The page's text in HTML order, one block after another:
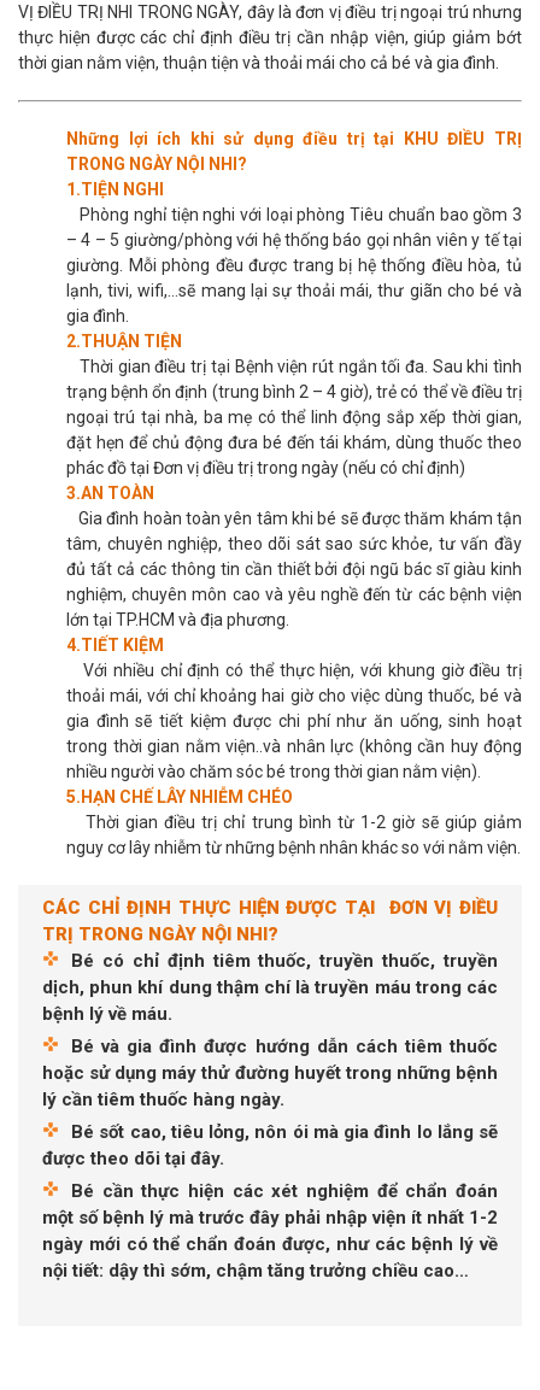
VỊ ĐIỀU TRỊ NHI TRONG NGÀY, đây là đơn vị điều trị ngoại trú nhưng
thực hiện được các chỉ định điều trị cần nhập viện, giúp giảm bớt
thời gian nằm viện, thuận tiện và thoải mái cho cả bé và gia đình.
Những lợi ích khi sử dụng điều trị tại KHU ĐIỀU TRỊ
TRONG NGÀY NỘI NHI?
1.TIỆN NGHI
Phòng nghỉ tiện nghi với loại phòng Tiêu chuẩn bao gồm 3
– 4 – 5 giường/phòng với hệ thống báo gọi nhân viên y tế tại
giường. Mỗi phòng đều được trang bị hệ thống điều hòa, tủ
lạnh, tivi, wifi,…sẽ mang lại sự thoải mái, thư giãn cho bé và
gia đình.
2.THUẬN TIỆN
Thời gian điều trị tại Bệnh viện rút ngắn tối đa. Sau khi tình
trạng bệnh ổn định (trung bình 2 – 4 giờ), trẻ có thể về điều trị
ngoại trú tại nhà, ba mẹ có thể linh động sắp xếp thời gian,
đặt hẹn để chủ động đưa bé đến tái khám, dùng thuốc theo
phác đồ tại Đơn vị điều trị trong ngày (nếu có chỉ định)
3.AN TOÀN
Gia đình hoàn toàn yên tâm khi bé sẽ được thăm khám tận
tâm, chuyên nghiệp, theo dõi sát sao sức khỏe, tư vấn đầy
đủ tất cả các thông tin cần thiết bởi đội ngũ bác sĩ giàu kinh
nghiệm, chuyên môn cao và yêu nghề đến từ các bệnh viện
lớn tại TP.HCM và địa phương.
4.TIẾT KIỆM
Với nhiều chỉ định có thể thực hiện, với khung giờ điều trị
thoải mái, với chỉ khoảng hai giờ cho việc dùng thuốc, bé và
gia đình sẽ tiết kiệm được chi phí như ăn uống, sinh hoạt
trong thời gian nằm viện..và nhân lực (không cần huy động
nhiều người vào chăm sóc bé trong thời gian nằm viện).
5.HẠN CHẾ LÂY NHIỄM CHÉO
Thời gian điều trị chỉ trung bình từ 1-2 giờ sẽ giúp giảm
nguy cơ lây nhiễm từ những bệnh nhân khác so với nằm viện.
CÁC CHỈ ĐỊNH THỰC HIỆN ĐƯỢC TẠI ĐƠN VỊ ĐIỀU
TRỊ TRONG NGÀY NỘI NHI?
Bé có chỉ định tiêm thuốc, truyền thuốc, truyền
dịch, phun khí dung thậm chí là truyền máu trong các
bệnh lý về máu.
Bé và gia đình được hướng dẫn cách tiêm thuốc
hoặc sử dụng máy thử đường huyết trong những bệnh
lý cần tiêm thuốc hàng ngày.
Bé sốt cao, tiêu lỏng, nôn ói mà gia đình lo lắng sẽ
được theo dõi tại đây.
Bé cần thực hiện các xét nghiệm để chẩn đoán
một số bệnh lý mà trước đây phải nhập viện ít nhất 1-2
ngày mới có thể chẩn đoán được, như các bệnh lý về
nội tiết: dậy thì sớm, chậm tăng trưởng chiều cao…